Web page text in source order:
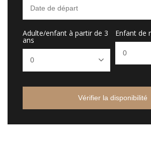
Adulte/enfant à partir de 3
ans
Enfant de
Vérifier la disponibilité